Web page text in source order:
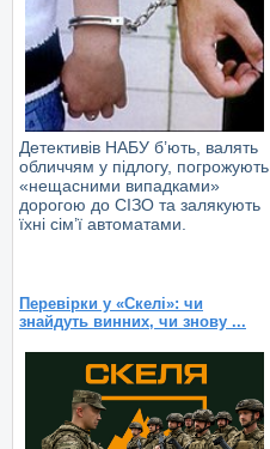
Детективів НАБУ б’ють, валять
обличчям у підлогу, погрожують
«нещасними випадками»
дорогою до СІЗО та залякують
їхні сім’ї автоматами.
Перевірки у «Скелі»: чи
знайдуть винних, чи знову ...